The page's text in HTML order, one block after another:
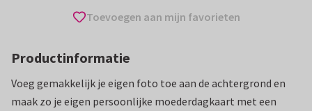
Toevoegen aan mijn favorieten
Productinformatie
Voeg gemakkelijk je eigen foto toe aan de achtergrond en
maak zo je eigen persoonlijke moederdagkaart met een